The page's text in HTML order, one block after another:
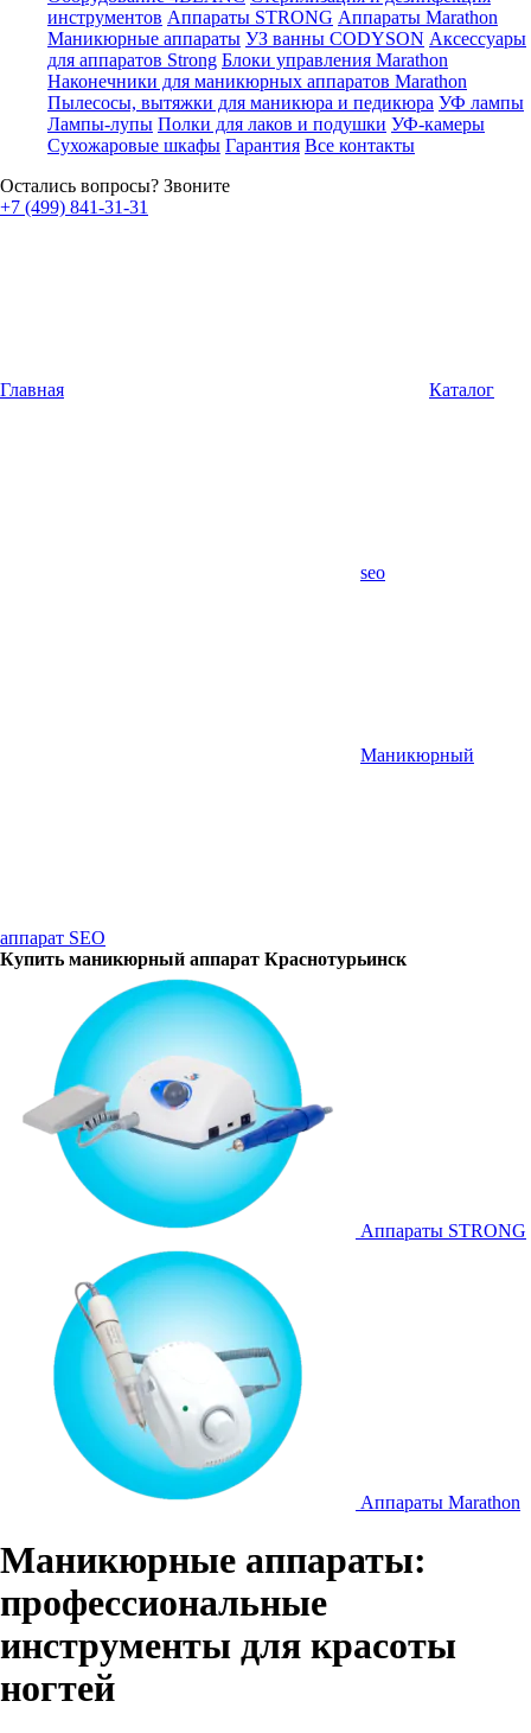
инструментов Аппараты STRONG Аппараты Marathon
Маникюрные аппараты УЗ ванны CODYSON Аксессуары
для аппаратов Strong Блоки управления Marathon
Наконечники для маникюрных аппаратов Marathon
Пылесосы, вытяжки для маникюра и педикюра УФ лампы
Лампы-лупы Полки для лаков и подушки УФ-камеры
Сухожаровые шкафы Гарантия Все контакты
Остались вопросы? Звоните
+7 (499) 841-31-31
Главная Каталог
seo
Маникюрный
аппарат SEO
Купить маникюрный аппарат Краснотурьинск
Аппараты STRONG
Аппараты Marathon
Маникюрные аппараты:
профессиональные
инструменты для красоты
ногтей